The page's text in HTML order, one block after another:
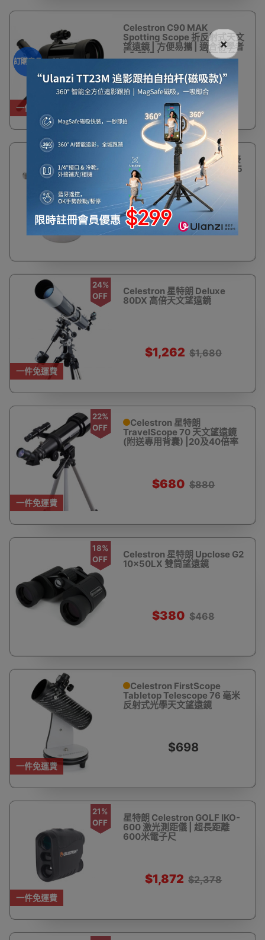
一件免運費
訂購產品
Celestron C90 MAK
Spotting Scope 折反射式天文
望遠鏡 | 方便易攜 | 適合初學者
| 入門級 | Celestron |觀靶鏡 -
$1,880
OFF
星特朗CELESTRON 相機轉接
筒 T-Adaptor (M42螺紋/1.25
英寸) | 延長焦距套筒
$154 $200
一件免運費
24%
OFF
Celestron 星特朗 Deluxe
80DX 高倍天文望遠鏡
$1,262 $1,680
一件免運費
22%
OFF
Celestron 星特朗
TravelScope 70 天文望遠鏡
(附送專用背囊) |20及40倍率
$680 $880
18%
OFF
Celestron 星特朗 Upclose G2
10x50LX 雙筒望遠鏡
$380 $468
一件免運費
Celestron FirstScope
Tabletop Telescope 76 毫米
反射式光學天文望遠鏡
$698
一件免運費
21%
OFF
星特朗 Celestron GOLF IKO-
600 激光測距儀 | 超長距離
600米電子尺
$1,872 $2,378
×